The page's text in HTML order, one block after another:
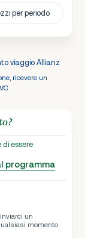
per periodo
viaggio Allianz
ricevere un
di essere
programma
un
momento